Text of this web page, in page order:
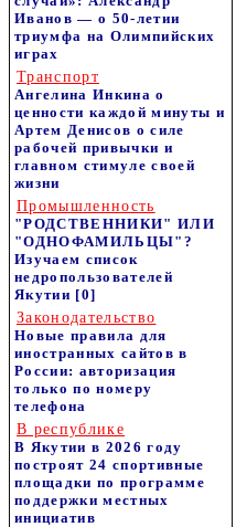
Иванов — о 50-летии
триумфа на Олимпийских
играх
Транспорт
Ангелина Инкина о
ценности каждой минуты и
Артем Денисов о силе
рабочей привычки и
главном стимуле своей
жизни
Промышленность
"РОДСТВЕННИКИ" ИЛИ
"ОДНОФАМИЛЬЦЫ"?
Изучаем список
недропользователей
Якутии [0]
Законодательство
Новые правила для
иностранных сайтов в
России: авторизация
только по номеру
телефона
В республике
В Якутии в 2026 году
построят 24 спортивные
площадки по программе
поддержки местных
инициатив